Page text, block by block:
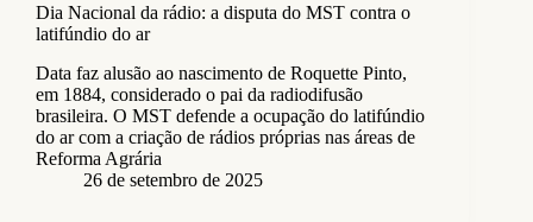
Dia Nacional da rádio: a disputa do MST contra o
latifúndio do ar
Data faz alusão ao nascimento de Roquette Pinto,
em 1884, considerado o pai da radiodifusão
brasileira. O MST defende a ocupação do latifúndio
do ar com a criação de rádios próprias nas áreas de
Reforma Agrária
26 de setembro de 2025